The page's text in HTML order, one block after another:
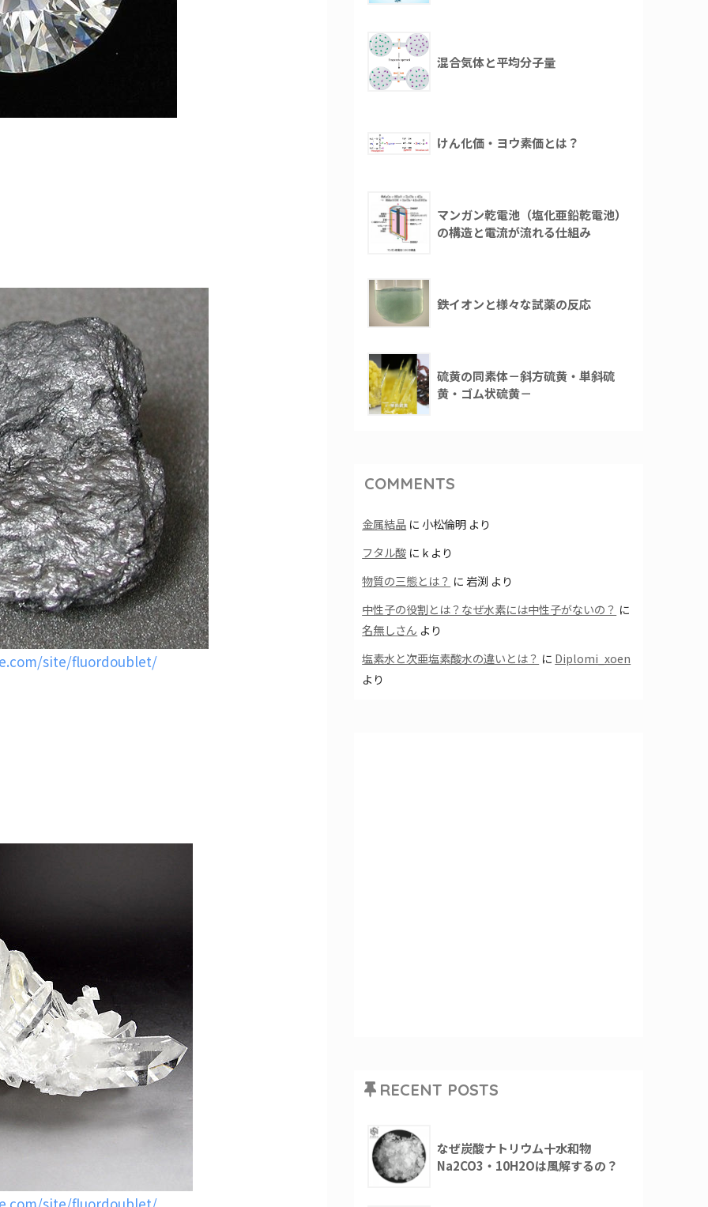
site/fluordoublet/
混合気体と平均分子量
けん化価・ヨウ素価とは？
マンガン乾電池（塩化亜鉛乾電池）
の構造と電流が流れる仕組み
鉄イオンと様々な試薬の反応
硫黄の同素体－斜方硫黄・単斜硫
黄・ゴム状硫黄－
COMMENTS
金属結晶 に 小松倫明 より
フタル酸 に k より
物質の三態とは？ に岩渕 より
中性子の役割とは？なぜ水素には中性子がないの？ に
名無しさん より
塩素水と次亜塩素酸水の違いとは？ に Diplomi_xoen
より
RECENT POSTS
なぜ炭酸ナトリウム十水和物
Na2CO3・10H2Oは風解するの？